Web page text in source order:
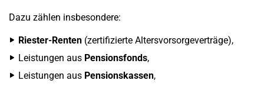
Dazu zählen insbesondere:
Riester-Renten (zertifizierte Altersvorsorgeverträge),
Leistungen aus Pensionsfonds,
Leistungen aus Pensionskassen,